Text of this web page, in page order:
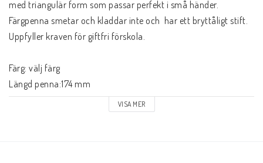
med triangulär form som passar perfekt i små händer.
Färgpenna smetar och kladdar inte och  har ett bryttåligt stift.
Uppfyller kraven för giftfri förskola.
Färg: välj färg
Längd penna:174 mm
Diameter pennkropp: 10 mm
Diameter färgminan: 6 mm
VISA MER